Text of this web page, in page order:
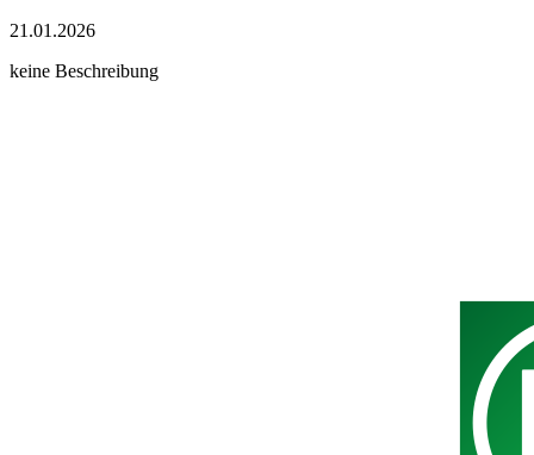
21.01.2026
keine Beschreibung